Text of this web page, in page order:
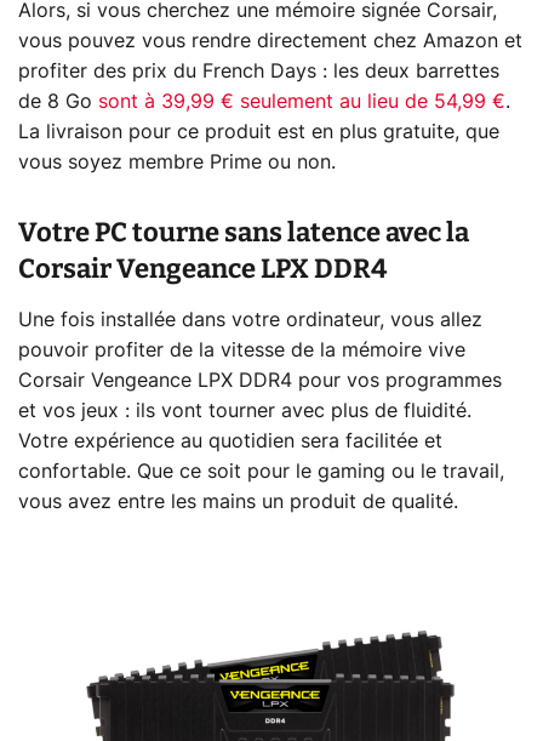
Alors, si vous cherchez une mémoire signée Corsair,
vous pouvez vous rendre directement chez Amazon et
profiter des prix du French Days : les deux barrettes
de 8 Go sont à 39,99 € seulement au lieu de 54,99 €.
La livraison pour ce produit est en plus gratuite, que
vous soyez membre Prime ou non.
Votre PC tourne sans latence avec la
Corsair Vengeance LPX DDR4
Une fois installée dans votre ordinateur, vous allez
pouvoir profiter de la vitesse de la mémoire vive
Corsair Vengeance LPX DDR4 pour vos programmes
et vos jeux : ils vont tourner avec plus de fluidité.
Votre expérience au quotidien sera facilitée et
confortable. Que ce soit pour le gaming ou le travail,
vous avez entre les mains un produit de qualité.